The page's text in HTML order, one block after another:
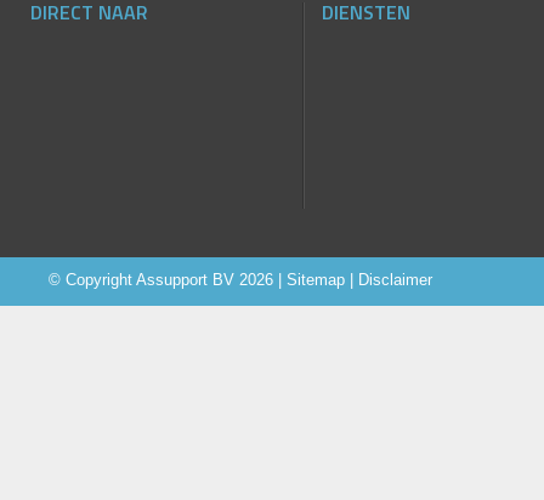
DIRECT NAAR DIENSTEN
© Copyright Assupport BV 2026 | Sitemap Disclaimer